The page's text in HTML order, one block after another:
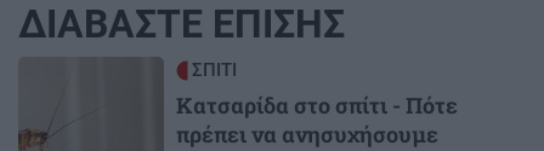
ΔΙΑΒΑΣΤΕ ΕΠΙΣΗΣ
ΣΠΙΤΙ
Κατσαρίδα στο σπίτι - Πότε
πρέπει να ανησυχήσουμε